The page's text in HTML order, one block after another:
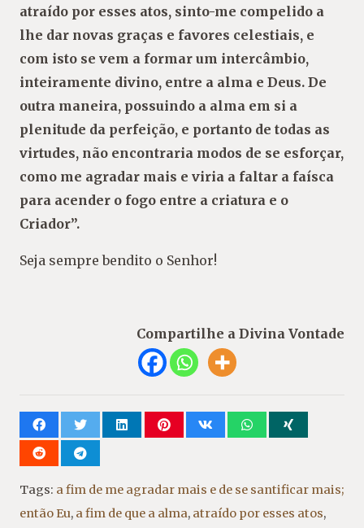
atraído por esses atos, sinto-me compelido a
lhe dar novas graças e favores celestiais, e
com isto se vem a formar um intercâmbio,
inteiramente divino, entre a alma e Deus. De
outra maneira, possuindo a alma em si a
plenitude da perfeição, e portanto de todas as
virtudes, não encontraria modos de se esforçar,
como me agradar mais e viria a faltar a faísca
para acender o fogo entre a criatura e o
Criador”.
Seja sempre bendito o Senhor!
Compartilhe a Divina Vontade
Tags: a fim de me agradar mais e de se santificar mais;
então Eu, a fim de que a alma, atraído por esses atos,